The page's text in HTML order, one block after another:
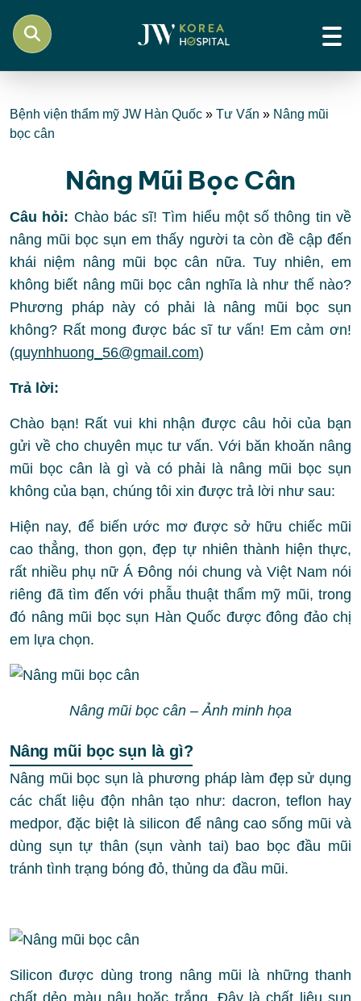
Bệnh viện thẩm mỹ JW Hàn Quốc » Tư Vấn » Nâng mũi
bọc cân
Nâng Mũi Bọc Cân
Câu hỏi: Chào bác sĩ! Tìm hiểu một số thông tin về
nâng mũi bọc sụn em thấy người ta còn đề cập đến
khái niệm nâng mũi bọc cân nữa. Tuy nhiên, em
không biết nâng mũi bọc cân nghĩa là như thế nào?
Phương pháp này có phải là nâng mũi bọc sụn
không? Rất mong được bác sĩ tư vấn! Em cảm ơn!
(quynhhuong_56@gmail.com)
Trả lời:
Chào bạn! Rất vui khi nhận được câu hỏi của bạn
gửi về cho chuyên mục tư vấn. Với băn khoăn nâng
mũi bọc cân là gì và có phải là nâng mũi bọc sụn
không của bạn, chúng tôi xin được trả lời như sau:
Hiện nay, để biến ước mơ được sở hữu chiếc mũi
cao thẳng, thon gọn, đẹp tự nhiên thành hiện thực,
rất nhiều phụ nữ Á Đông nói chung và Việt Nam nói
riêng đã tìm đến với phẫu thuật thẩm mỹ mũi, trong
đó nâng mũi bọc sụn Hàn Quốc được đông đảo chị
em lựa chọn.
Nâng mũi bọc cân – Ảnh minh họa
Nâng mũi bọc sụn là gì?
Nâng mũi bọc sụn là phương pháp làm đẹp sử dụng
các chất liệu độn nhân tạo như: dacron, teflon hay
medpor, đặc biệt là silicon để nâng cao sống mũi và
dùng sụn tự thân (sụn vành tai) bao bọc đầu mũi
tránh tình trạng bóng đỏ, thủng da đầu mũi.
Silicon được dùng trong nâng mũi là những thanh
chất dẻo màu nâu hoặc trắng. Đây là chất liệu sụn